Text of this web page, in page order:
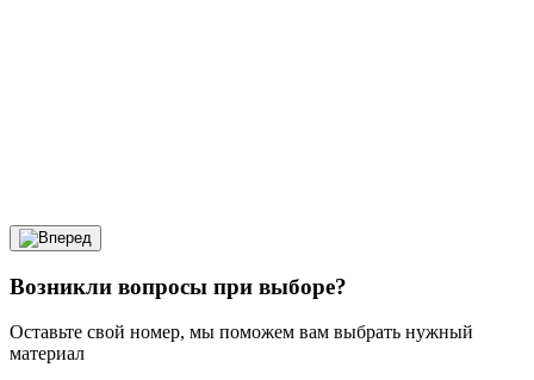
Возникли вопросы при выборе?
Оставьте свой номер, мы поможем вам выбрать нужный
материал